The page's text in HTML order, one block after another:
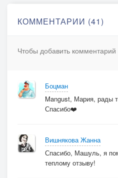
Свидетельство о
КОММЕНТАРИИ (41)
Чтобы добавить комментарий
Боцман
Mangust, Мария, рады
Спасибо❤️
Вишнякова Жанна
Спасибо, Машуль, я
теплому отзыву!